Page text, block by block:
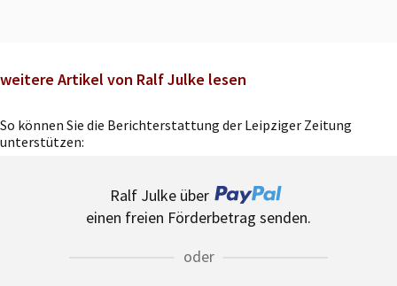
weitere Artikel von Ralf Julke lesen
So können Sie die Berichterstattung der Leipziger Zeitung
unterstützen:
Ralf Julke über
einen freien Förderbetrag senden.
oder